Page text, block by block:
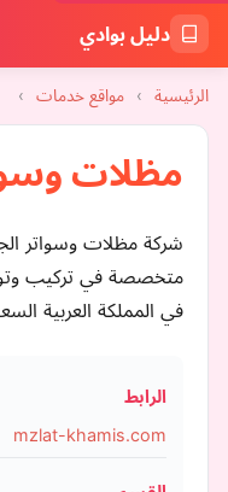
دليل بوادي
الرئيسية › مواقع خدمات ›
مظلات
شركة مظلات وسواتر
متخصصة في تركيب
في المملكة العربية
الرابط
mzlat-khamis.com